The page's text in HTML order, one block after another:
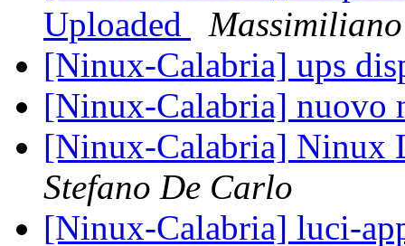
Uploaded
[Ninux-Calabria] ups
[Ninux-Calabria] nuovo
[Ninux-Calabria] Ninux
Stefano De Carlo
[Ninux-Calabria] luci-